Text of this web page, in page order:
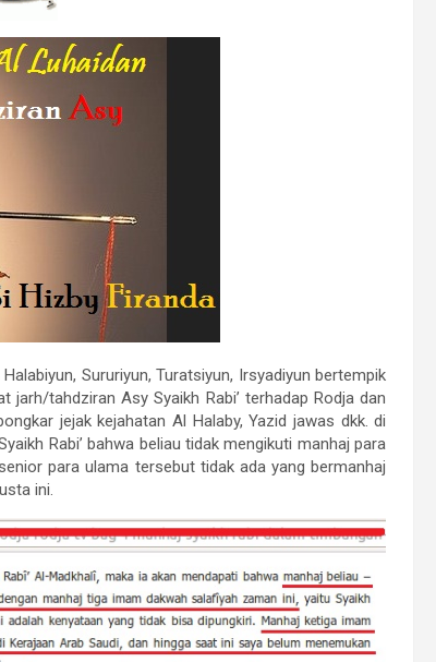
Sururiyun, Turatsiyun, Irsyadiyun bertempik
tahdziran Asy Syaikh Rabi’ terhadap Rodja dan
jejak kejahatan Al Halaby, Yazid jawas dkk. di
Rabi’ bahwa beliau tidak mengikuti manhaj para
para ulama tersebut tidak ada yang bermanhaj
ini.